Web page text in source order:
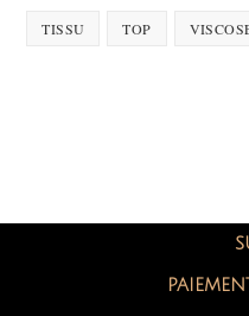
TISSU TOP